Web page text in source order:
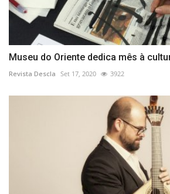
Museu do Oriente dedica mês à
Revista Descla Set 17, 2020 3922